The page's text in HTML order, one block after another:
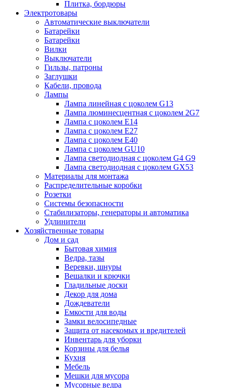
Плитка, бордюры
Электротовары
Автоматические выключатели
Батарейки
Батарейки
Вилки
Выключатели
Гильзы, патроны
Заглушки
Кабели, провода
Лампы
Лампа линейная с цоколем G13
Лампа люминесцентная с цоколем 2G7
Лампа с цоколем E14
Лампа с цоколем E27
Лампа с цоколем E40
Лампа с цоколем GU10
Лампа светодиодная с цоколем G4 G9
Лампа светодиодная с цоколем GX53
Материалы для монтажа
Распределительные коробки
Розетки
Системы безопасности
Стабилизаторы, генераторы и автоматика
Удлинители
Хозяйственные товары
Дом и сад
Бытовая химия
Ведра, тазы
Веревки, шнуры
Вешалки и крючки
Гладильные доски
Декор для дома
Дождеватели
Емкости для воды
Замки велосипедные
Защита от насекомых и вредителей
Инвентарь для уборки
Корзины для белья
Кухня
Мебель
Мешки для мусора
Мусорные ведра